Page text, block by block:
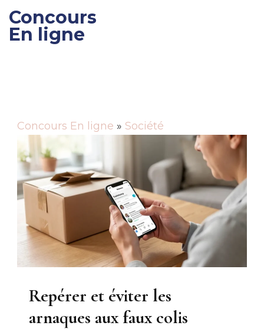
Concours
En ligne
Concours En ligne » Société
Repérer et éviter les
arnaques aux faux colis